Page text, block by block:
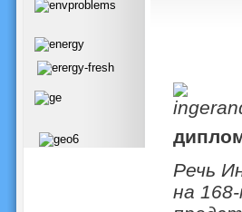
Речь
на